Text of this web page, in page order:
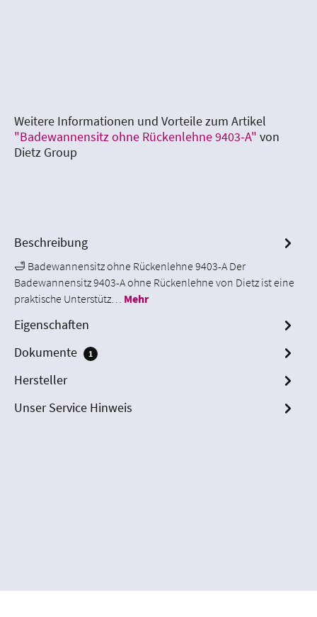
Weitere Informationen und Vorteile zum Artikel
"Badewannensitz ohne Rückenlehne 9403-A" von
Dietz Group
Beschreibung
🛁 Badewannensitz ohne Rückenlehne 9403-A Der
Badewannensitz 9403-A ohne Rückenlehne von Dietz ist eine
praktische Unterstütz… Mehr
Eigenschaften
Dokumente
1
Hersteller
Unser Service Hinweis